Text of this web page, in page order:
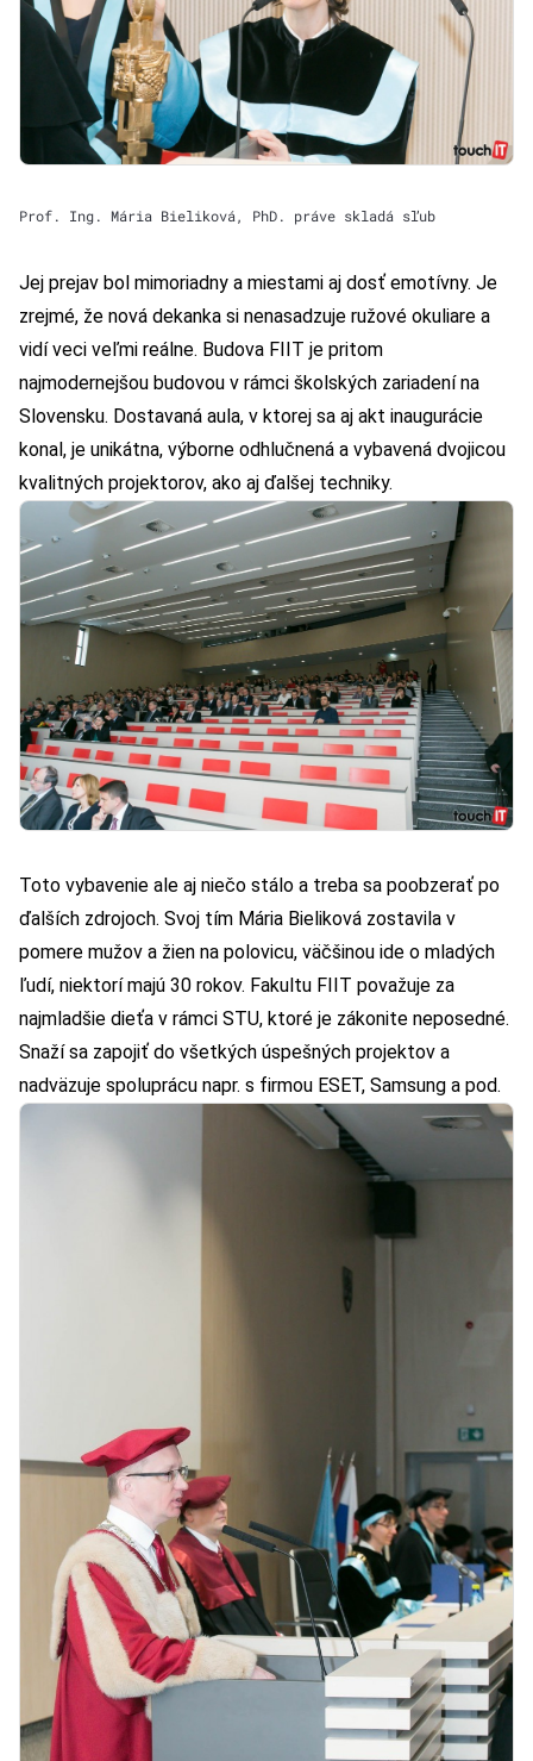
Prof. Ing. Mária Bieliková, PhD. práve skladá sľub
Jej prejav bol mimoriadny a miestami aj dosť emotívny. Je
zrejmé, že nová dekanka si nenasadzuje ružové okuliare a
vidí veci veľmi reálne. Budova FIIT je pritom
najmodernejšou budovou v rámci školských zariadení na
Slovensku. Dostavaná aula, v ktorej sa aj akt inaugurácie
konal, je unikátna, výborne odhlučnená a vybavená dvojicou
kvalitných projektorov, ako aj ďalšej techniky.
Toto vybavenie ale aj niečo stálo a treba sa poobzerať po
ďalších zdrojoch. Svoj tím Mária Bieliková zostavila v
pomere mužov a žien na polovicu, väčšinou ide o mladých
ľudí, niektorí majú 30 rokov. Fakultu FIIT považuje za
najmladšie dieťa v rámci STU, ktoré je zákonite neposedné.
Snaží sa zapojiť do všetkých úspešných projektov a
nadväzuje spoluprácu napr. s firmou ESET, Samsung a pod.